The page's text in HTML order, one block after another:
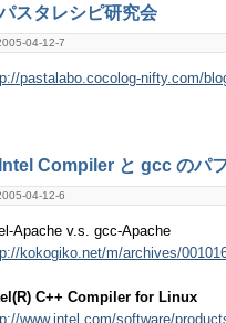
スタレシピ研究会
04-12-7
pastalabo.cocolog-nifty.com/
Intel Compiler と gcc のパ
04-12-6
Apache v.s. gcc-Apache
kokogiko.net/m/archives/
C++ Compiler for Linux
www.intel.com/software/